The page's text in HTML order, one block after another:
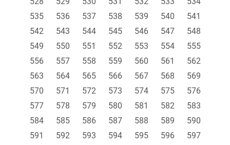
535
536 537 538 539 540
541
542
543 544 545 546 547
548
549
550 551 552 553 554
555
556
557 558 559 560 561
562
563
564 565 566 567 568
569
570
571 572 573 574 575
576
577
578 579 580 581 582
583
584
585 586 587 588 589
590
591
592 593 594 595 596
597